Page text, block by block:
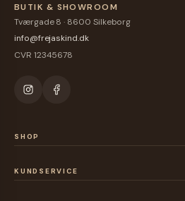
BUTIK & SHOWROOM
Tværgade 8 · 8600 Silkeborg
info@frejaskind.dk
CVR 12345678
SHOP
KUNDSERVICE
og deltag i
sommerfavoritten
i smuk læder -
lykke! 🎉